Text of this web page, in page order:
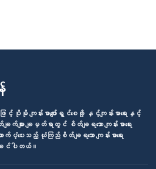
ပိုမို ကျန်းမာပျော်ရွှင်စေဖို့ နှင့်ကျန်းမာရေးနှင့်
များ ချမှတ်ရာတွင် စိတ်ချရသော ကျန်းမာရေး
က်ပံ့ပေးသည့် ယုံကြည်စိတ်ချရသော ကျန်းမာရေး
ချင်ပါတယ်။